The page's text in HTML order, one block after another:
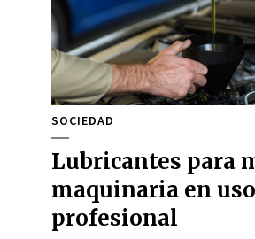
SOCIEDAD
Lubricantes para
maquinaria en uso
profesional